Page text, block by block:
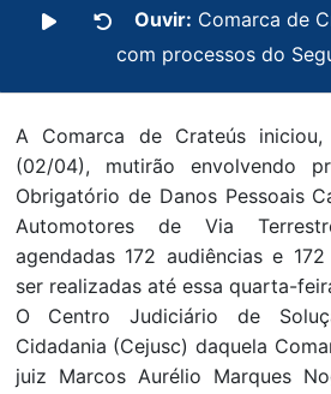
Ouvir: Comarca de
com processos do
A Comarca de Crateús iniciou,
(02/04), mutirão envolvendo
Obrigatório de Danos Pessoais
Automotores de Via
agendadas 172 audiências e
ser realizadas até essa quarta-
O Centro Judiciário de
Cidadania (Cejusc) daquela
juiz Marcos Aurélio Marques